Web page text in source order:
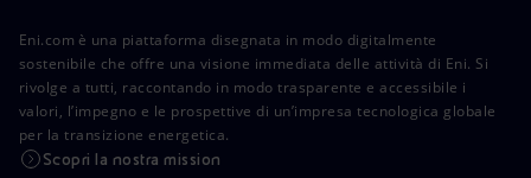
Eni.com è una piattaforma disegnata in modo digitalmente
sostenibile che offre una visione immediata delle attività di Eni. Si
rivolge a tutti, raccontando in modo trasparente e accessibile i
valori, l’impegno e le prospettive di un’impresa tecnologica globale
per la transizione energetica.
Scopri la nostra mission